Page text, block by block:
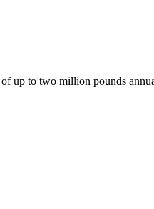
up to two million pounds